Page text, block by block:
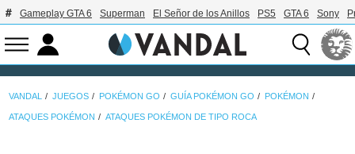
Gameplay GTA 6 Superman El Señor de los Anillos PS5 GTA 6 Sony
VANDAL JUEGOS POKÉMON GO GUÍA POKÉMON GO POKÉMON
ATAQUES POKÉMON ATAQUES POKÉMON DE TIPO ROCA